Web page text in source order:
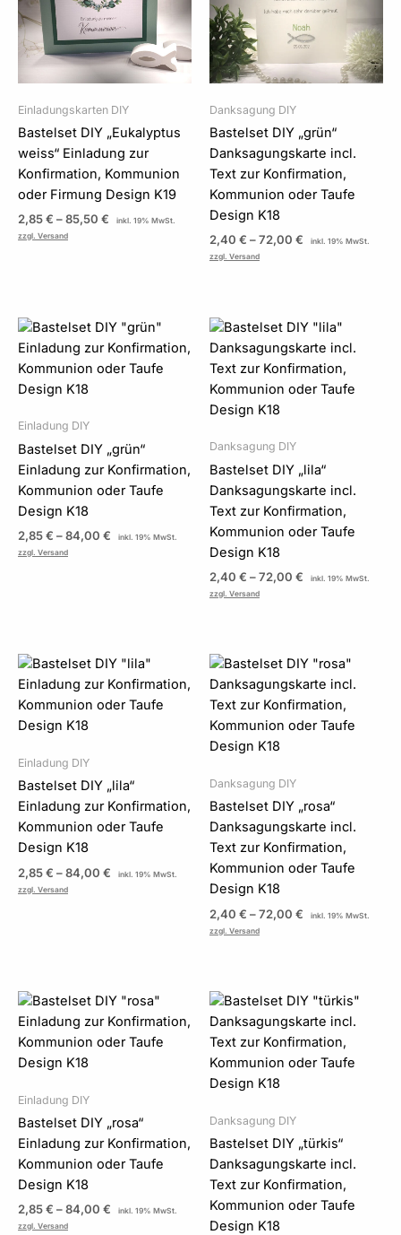
Einladungskarten DIY
Bastelset DIY „Eukalyptus
weiss“ Einladung zur
Konfirmation, Kommunion
oder Firmung Design K19
2,85€ –85,50 €
inkl. 19% MwSt.
zzgl. Versand
Danksagung DIY
Bastelset DIY „grün“
Danksagungskarte incl.
Text zur Konfirmation,
Kommunion oder Taufe
Design K18
2,40 € –72,00 €
inkl. 19% MwSt.
zzgl. Versand
Einladung DIY
Bastelset DIY „grün“
Einladung zur Konfirmation,
Kommunion oder Taufe
Design K18
2,85€ –84,00 €
Preisspanne:
2,85 €
bis
84,00 €
inkl. 19% MwSt.
zzgl. Versand
Danksagung DIY
Bastelset DIY „lila“
Danksagungskarte incl.
Text zur Konfirmation,
Kommunion oder Taufe
Design K18
2,40 € –72,00 €
Preisspanne:
bis
72,00 €
inkl. 19% MwSt.
zzgl. Versand
Einladung DIY
Bastelset DIY „lila“
Einladung zur Konfirmation,
Kommunion oder Taufe
Design K18
2,85€ –84,00 €
Preisspanne:
2,85 €
bis
84,00 €
inkl. 19% MwSt.
zzgl. Versand
Danksagung DIY
Bastelset DIY „rosa“
Danksagungskarte incl.
Text zur Konfirmation,
Kommunion oder Taufe
Design K18
2,40 € –72,00 €
Preisspanne:
2,40 €
bis
72,00 €
inkl. 19% MwSt.
zzgl. Versand
Einladung DIY
Bastelset DIY „rosa“
Einladung zur Konfirmation,
Kommunion oder Taufe
Design K18
2,85€ –84,00 €
Preisspanne:
bis
84,00 €
inkl. 19% MwSt.
zzgl. Versand
Danksagung DIY
Bastelset DIY „türkis“
Danksagungskarte incl.
Text zur Konfirmation,
Kommunion oder Taufe
Design K18
Preisspanne:
bis
72,00 €